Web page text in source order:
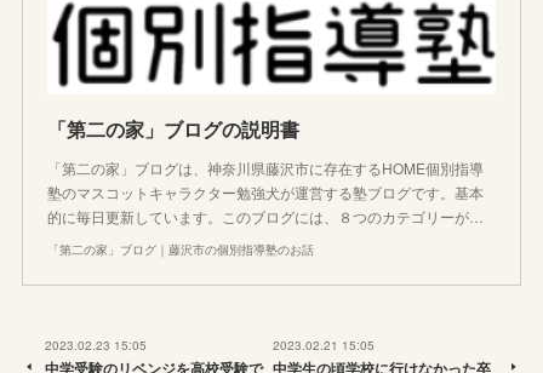
「第二の家」ブログの説明書
「第二の家」ブログは、神奈川県藤沢市に存在するHOME個別指導
塾のマスコットキャラクター勉強犬が運営する塾ブログです。基本
的に毎日更新しています。このブログには、８つのカテゴリーが…
「第二の家」ブログ｜藤沢市の個別指導塾のお話
2023.02.23 15:05
中学受験のリベンジを高校受験で
2023.02.21 15:05
中学生の頃学校に行けなかった卒